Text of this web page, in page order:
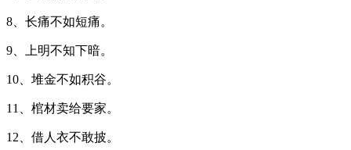
8、长痛不如短痛。
9、上明不知下暗。
10、堆金不如积谷。
11、棺材卖给要家。
12、借人衣不敢披。